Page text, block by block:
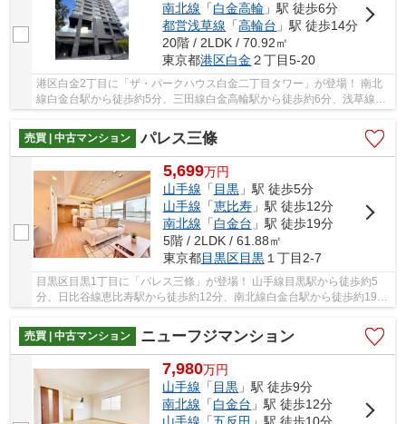
南北線 「白金高輪 」駅 徒歩6分
都営浅草線 「高輪台 」駅 徒歩14分
20階 / 2LDK / 70.92㎡
東京都港区白金 ２丁目5-20
港区白金2丁目に「ザ・パークハウス白金二丁目タワー」が登場！ 南北
線白金台駅から徒歩約5分、三田線白金高輪駅から徒歩約6分、浅草線高
売買 | 中古マンション
パレス三條
5,699万円
山手線 「 目黒」駅 徒歩5分
山手線 「恵比寿」駅 徒歩12分
南北線 「白金台 」駅 徒歩19分
5階 / 2LDK / 61.88㎡
東京都目黒区目黒１丁目2-7
目黒区目黒1丁目に「パレス三條」が登場！ 山手線目黒駅から徒歩約5
分、日比谷線恵比寿駅から徒歩約12分、南北線白金台駅から徒歩約19
売買 | 中古マンション
ニューフジマンション
7,980万円
山手線 「 目黒 」駅 徒歩9分
南北線 「白金台 」駅 徒歩12分